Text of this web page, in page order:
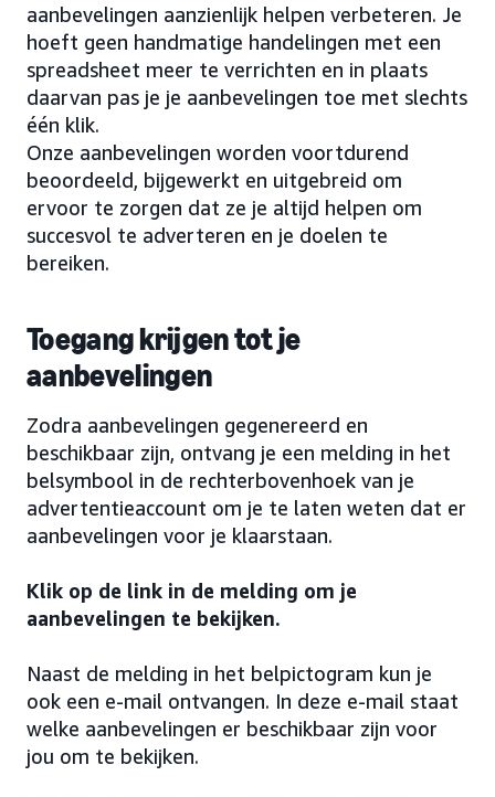
aanbevelingen aanzienlijk helpen verbeteren. Je
hoeft geen handmatige handelingen met een
spreadsheet meer te verrichten en in plaats
daarvan pas je je aanbevelingen toe met slechts
één klik.
Onze aanbevelingen worden voortdurend
beoordeeld, bijgewerkt en uitgebreid om
ervoor te zorgen dat ze je altijd helpen om
succesvol te adverteren en je doelen te
bereiken.
Toegang krijgen tot je
aanbevelingen
Zodra aanbevelingen gegenereerd en
beschikbaar zijn, ontvang je een melding in het
belsymbool in de rechterbovenhoek van je
advertentieaccount om je te laten weten dat er
aanbevelingen voor je klaarstaan.
Klik op de link in de melding om je
aanbevelingen te bekijken.
Naast de melding in het belpictogram kun je
ook een e-mail ontvangen. In deze e-mail staat
welke aanbevelingen er beschikbaar zijn voor
jou om te bekijken.